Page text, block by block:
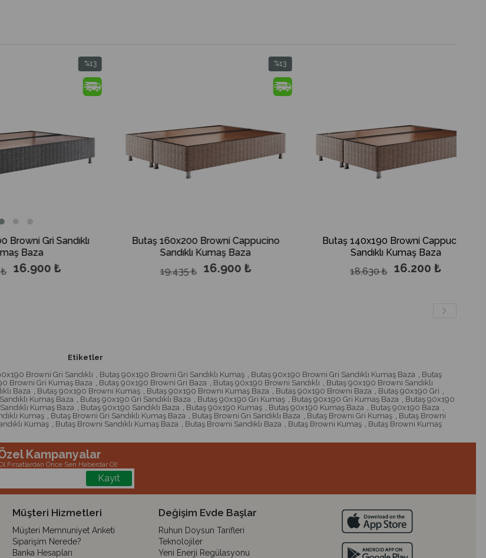
Gri Sandıklı
₺
%13İndirim
Butaş 160x200 Browni Cappucino
Sandıklı Kumaş Baza
16.900 ₺
19.435 ₺
%13İndirim
Butaş 140x190 Browni Cappucino
Sandıklı Kumaş Baza
16.200 ₺
18.630 ₺
Etiketler
Browni Gri Sandıklı Butaş 90x190 Browni Gri Sandıklı Kumaş Butaş 90x190 Browni Gri Sandıklı Kumaş Baza
Butaş
Browni Gri Kumaş Baza Butaş 90x190 Browni Gri Baza Butaş 90x190 Browni Sandıklı
Butaş 90x190 Browni Sandıklı
Baza Butaş 90x190 Browni Kumaş Butaş 90x190 Browni Kumaş Baza Butaş 90x190 Browni Baza Butaş 90x190 Gri
Kumaş Baza Butaş 90x190 Gri Sandıklı Baza Butaş 90x190 Gri Kumaş Butaş 90x190 Gri Kumaş Baza
Butaş 90x190
Kumaş Baza Butaş 90x190 Sandıklı Baza Butaş 90x190 Kumaş Butaş 90x190 Kumaş Baza Butaş 90x190 Baza
Kumaş Butaş Browni Gri Sandıklı Kumaş Baza Butaş Browni Gri Sandıklı Baza Butaş Browni Gri Kumaş
Butaş Browni
Kumaş Butaş Browni Sandıklı Kumaş Baza Butaş Browni Sandıklı Baza Butaş Browni Kumaş
Butaş Browni Kumaş
Kampanyalar
Fırsatlardan Önce Sen Haberdar Ol!
Kayıt
Müşteri Hizmetleri
Müşteri Memnuniyet Anketi
Siparişim Nerede?
Banka Hesapları
Değişim Evde Başlar
Ruhun Doysun Tarifleri
Teknolojiler
Yeni Enerji Regülasyonu